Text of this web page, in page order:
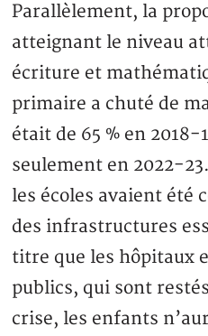
Parallèlement, la
atteignant le niveau
écriture et
primaire a chuté de
était de 65 % en 2018-
seulement en 2022-
les écoles avaient été
des infrastructures
titre que les hôpitaux
publics, qui sont
crise, les enfants